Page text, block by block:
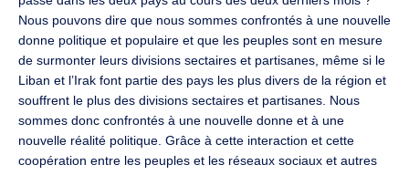
Nous pouvons dire que nous sommes confrontés à une nouvelle
donne politique et populaire et que les peuples sont en mesure
de surmonter leurs divisions sectaires et partisanes, même si le
Liban et l’Irak font partie des pays les plus divers de la région et
souffrent le plus des divisions sectaires et partisanes. Nous
sommes donc confrontés à une nouvelle donne et à une
nouvelle réalité politique. Grâce à cette interaction et cette
coopération entre les peuples et les réseaux sociaux et autres